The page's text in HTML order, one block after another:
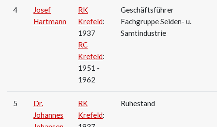
4
Josef
Hartmann
RK
Krefeld:
1937
RC
Krefeld:
1951 -
1962
Geschäftsführer
Fachgruppe Seiden- u.
Samtindustrie
5
Dr.
Johannes
RK
Krefeld:
Ruhestand